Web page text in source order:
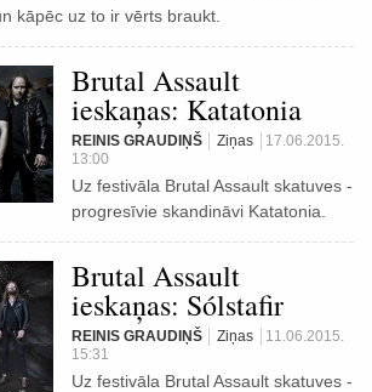
kāpēc uz to ir vērts braukt.
Brutal Assault
ieskaņas: Katatonia
REINIS GRAUDIŅŠ Ziņas
17.06.2015.
13:00
Uz festivāla Brutal Assault skatuves -
progresīvie skandināvi Katatonia.
Brutal Assault
ieskaņas: Sólstafir
REINIS GRAUDIŅŠ Ziņas
11.06.2015.
15:31
Uz festivāla Brutal Assault skatuves -